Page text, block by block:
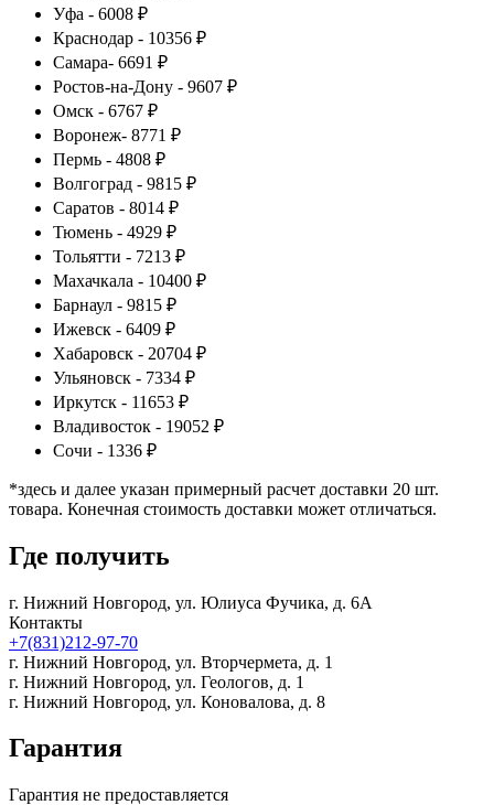
Уфа - 6008 ₽
Краснодар - 10356 ₽
Самара- 6691 ₽
Ростов-на-Дону - 9607 ₽
Омск - 6767 ₽
Воронеж- 8771 ₽
Пермь - 4808 ₽
Волгоград - 9815 ₽
Саратов - 8014 ₽
Тюмень - 4929 ₽
Тольятти - 7213 ₽
Махачкала - 10400 ₽
Барнаул - 9815 ₽
Ижевск - 6409 ₽
Хабаровск - 20704 ₽
Ульяновск - 7334 ₽
Иркутск - 11653 ₽
Владивосток - 19052 ₽
Сочи - 1336 ₽
*здесь и далее указан примерный расчет доставки 20 шт.
товара. Конечная стоимость доставки может отличаться.
Где получить
г. Нижний Новгород, ул. Юлиуса Фучика, д. 6А
Контакты
+7(831)212-97-70
г. Нижний Новгород, ул. Вторчермета, д. 1
г. Нижний Новгород, ул. Геологов, д. 1
г. Нижний Новгород, ул. Коновалова, д. 8
Гарантия
Гарантия не предоставляется